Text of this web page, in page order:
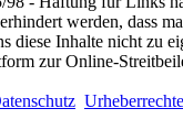
werden, dass
diese Inhalte nicht
zur Online-
Urheberrechte